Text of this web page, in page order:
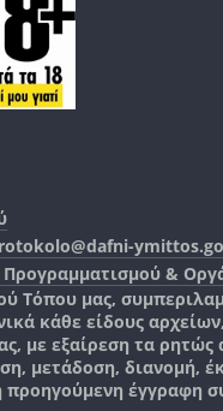
&
Τόπου μας,
κάθε είδους
με εξαίρεση τα
μετάδοση, διανομή,
έγγραφη